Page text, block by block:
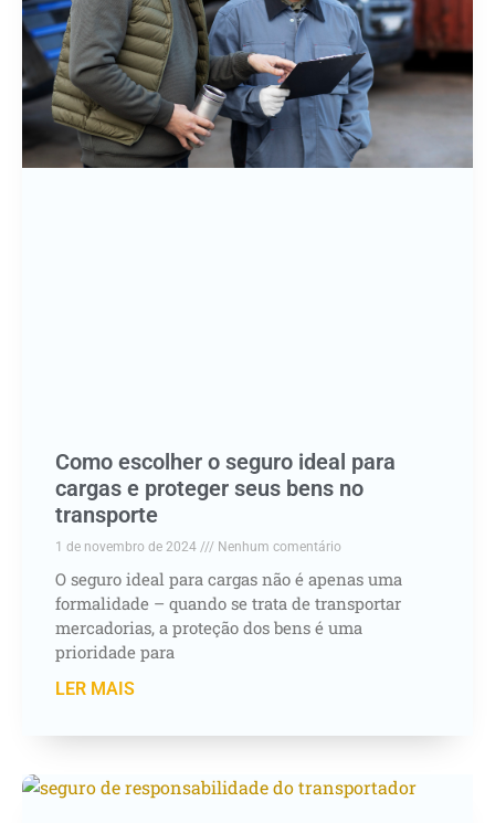
Como escolher o seguro ideal para
cargas e proteger seus bens no
transporte
1 de novembro de 2024 Nenhum comentário
O seguro ideal para cargas não é apenas uma
formalidade – quando se trata de transportar
mercadorias, a proteção dos bens é uma
prioridade para
LER MAIS